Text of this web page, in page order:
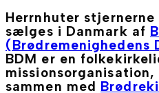
Herrnhuter stjernerne
sælges i Danmark af
(Brødremenighedens
BDM er en
sammen med